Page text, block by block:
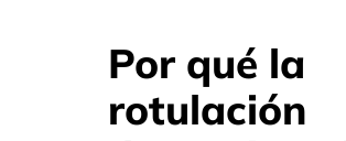
Por qué la
rotulación